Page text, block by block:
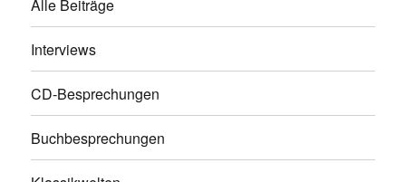
Alle Beiträge
Interviews
CD-Besprechungen
Buchbesprechungen